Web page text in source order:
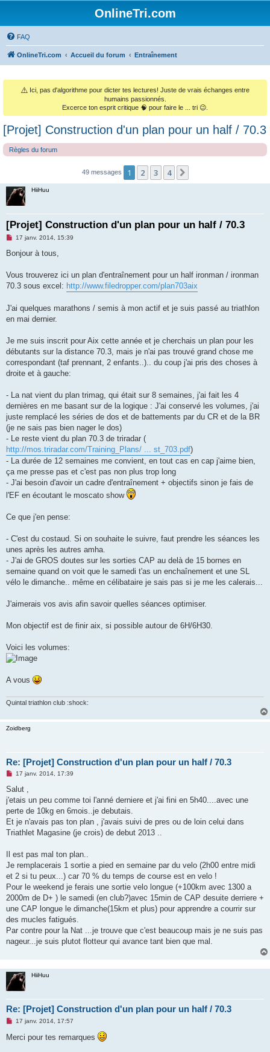
OnlineTri.com
FAQ
OnlineTri.com Accueil du forum Entraînement
⚠️ Ici, pas d'algorithme pour dicter tes lectures! Juste de vrais échanges entre
humains passionnés.
Excerce ton esprit critique 🧠 pour faire le ... tri 😉.
[Projet] Construction d'un plan pour un half / 70.3
Règles du forum
49 messages 1 2 3 4
HiiHuu
[Projet] Construction d'un plan pour un half / 70.3
M
s
g
n
l
u
17 janv. 2014, 15:39
Bonjour à tous,
Vous trouverez ici un plan d'entraînement pour un half ironman / ironman
70.3 sous excel: http://www.filedropper.com/plan703aix
J'ai quelques marathons / semis à mon actif et je suis passé au triathlon
en mai dernier.
Je me suis inscrit pour Aix cette année et je cherchais un plan pour les
débutants sur la distance 70.3, mais je n'ai pas trouvé grand chose me
correspondant (taf prennant, 2 enfants..).. du coup j'ai pris des choses à
droite et à gauche:
- La nat vient du plan trimag, qui était sur 8 semaines, j'ai fait les 4
dernières en me basant sur de la logique : J'ai conservé les volumes, j'ai
juste remplacé les séries de dos et de battements par du CR et de la BR
(je ne sais pas bien nager le dos)
- Le reste vient du plan 70.3 de triradar (
http://mos.triradar.com/Training_Plans/ ... st_703.pdf)
- La durée de 12 semaines me convient, en tout cas en cap j'aime bien,
ça me presse pas et c'est pas non plus trop long
- J'ai besoin d'avoir un cadre d'entraînement + objectifs sinon je fais de
l'EF en écoutant le moscato show
Ce que j'en pense:
- C'est du costaud. Si on souhaite le suivre, faut prendre les séances les
unes après les autres amha.
- J'ai de GROS doutes sur les sorties CAP au delà de 15 bornes en
semaine quand on voit que le samedi t'as un enchaînement et une SL
vélo le dimanche.. même en célibataire je sais pas si je me les calerais...
J'aimerais vos avis afin savoir quelles séances optimiser.
Mon objectif est de finir aix, si possible autour de 6H/6H30.
Voici les volumes:
A vous
Quintal triathlon club :shock:
Zoidberg
Re: [Projet] Construction d'un plan pour un half / 70.3
M
s
a
g
n
o
u
17 janv. 2014, 17:39
Salut ,
j'etais un peu comme toi l'anné derniere et j'ai fini en 5h40....avec une
perte de 10kg en 6mois..je debutais.
Et je n'avais pas ton plan , j'avais suivi de pres ou de loin celui dans
Triathlet Magasine (je crois) de debut 2013 ..
Il est pas mal ton plan..
Je remplacerais 1 sortie a pied en semaine par du velo (2h00 entre midi
et 2 si tu peux...) car 70 % du temps de course est en velo !
Pour le weekend je ferais une sortie velo longue (+100km avec 1300 a
2000m de D+ ) le samedi (en club?)avec 15min de CAP desuite derriere +
une CAP longue le dimanche(15km et plus) pour apprendre a courrir sur
des mucles fatigués.
Par contre pour la Nat ...je trouve que c'est beaucoup mais je ne suis pas
nageur...je suis plutot flotteur qui avance tant bien que mal.
HiiHuu
Re: [Projet] Construction d'un plan pour un half / 70.3
M
s
s
17 janv. 2014, 17:57
Merci pour tes remarques